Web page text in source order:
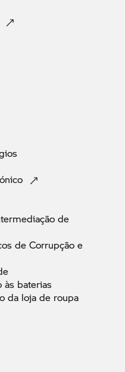
de
de Corrupção e
às baterias
da loja de roupa